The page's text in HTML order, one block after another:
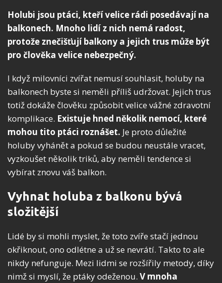
Holubi jsou ptáci, kteří velice rádi posedávají na
balkonech. Mnoho lidí z nich nemá radost,
protože znečišťují balkony a jejich trus může být
pro člověka velice nebezpečný.
I když milovníci zvířat nemusí souhlasit, holuby na
balkonech byste si neměli příliš udržovat. Jejich trus
totiž dokáže člověku způsobit velice vážné zdravotní
komplikace. Existuje hned několik nemocí, které
mohou tito ptáci roznášet. Je proto důležité
holuby vyhánět a pokud se budou neustále vracet,
vyzkoušet několik triků, aby neměli tendence si
vybírat znovu váš balkon.
Vyhnat holuba z balkonu bývá
složitější
Lidé by si mohli myslet, že toto zvíře stačí jednou
okřiknout, ono odlétne a už se nevrátí. Takto to ale
nikdy nefunguje. Mezi lidmi se rozšířily metody, díky
nimž si myslí, že ptáky odeženou. V mnoha